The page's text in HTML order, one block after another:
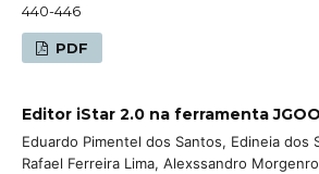
440-446
PDF
Editor iStar 2.0 na ferramenta
Eduardo Pimentel dos Santos, Edineia dos
Rafael Ferreira Lima, Alexssandro